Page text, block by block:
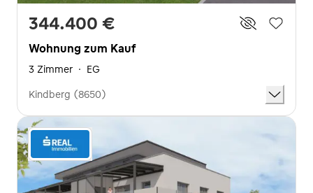
344.400 €
Wohnung zum Kauf
3 Zimmer · EG
Kindberg (8650)